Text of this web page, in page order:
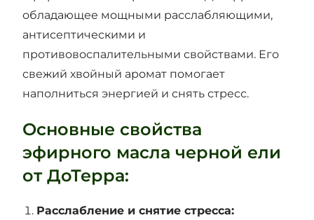
обладающее мощными расслабляющими,
антисептическими и
противовоспалительными свойствами. Его
свежий хвойный аромат помогает
наполниться энергией и снять стресс.
Основные свойства
эфирного масла черной ели
от ДоТерра:
Расслабление и снятие стресса: